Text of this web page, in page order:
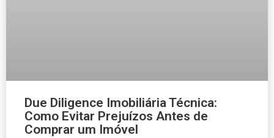
Due Diligence Imobiliária Técnica:
Como Evitar Prejuízos Antes de
Comprar um Imóvel